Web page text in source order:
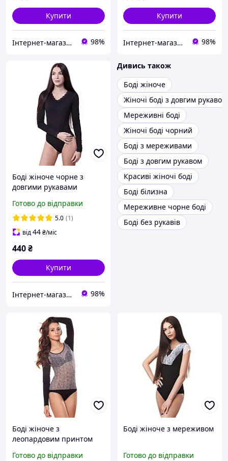
Купити
Інтернет-магазин "Bolimi" 98%
Купити
Інтернет-магазин "Bolimi" 98%
Боді жіноче чорне з
довгими рукавами
Готово до відправки
5.0 (1)
від44₴/міс
440₴
Купити
Інтернет-магазин "Bolimi" 98%
Дивись також
Боді жіноче
Жіночі боді з довгим рукавом
Мереживні боді
Жіночі боді чорний
Боді з мереживами
Боді з довгим рукавом
Красиві жіночі боді
Боді білизна
Мереживне чорне боді
Боді без рукавів
Боді жіноче з
леопардовим принтом
Готово до відправки
Боді жіноче з мереживом
Готово до відправки